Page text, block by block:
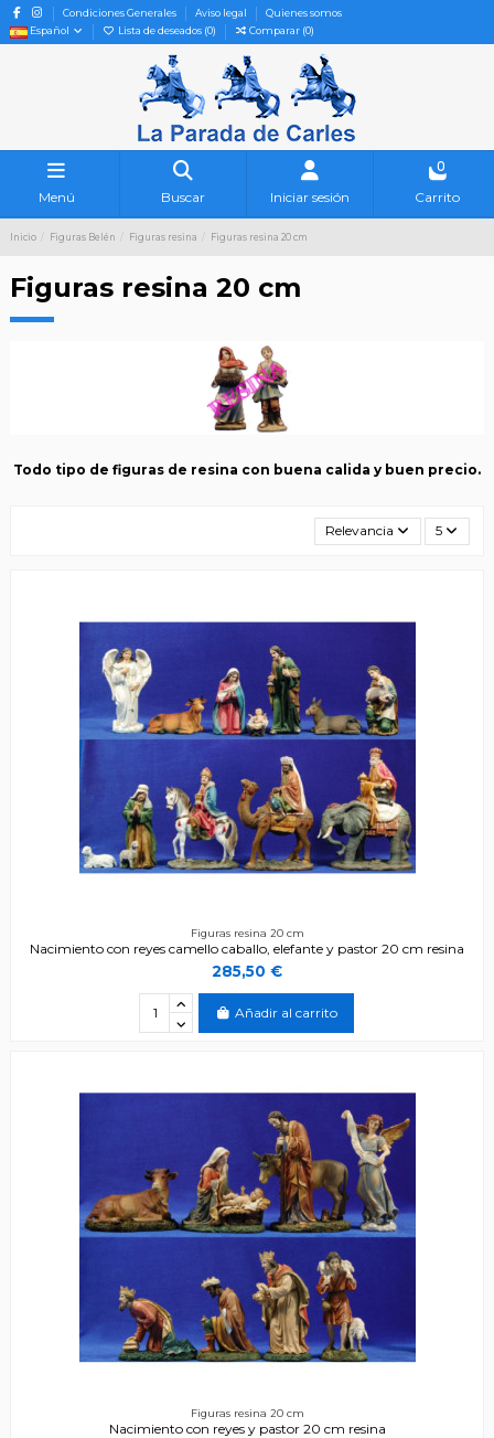
Condiciones Generales Aviso legal
Quienes somos
Español
Lista de deseados (0) Comparar (0)
Menú Buscar Iniciar sesión
0
Carrito
Inicio Figuras Belén Figuras resina Figuras resina 20 cm
Figuras resina 20 cm
Todo tipo de figuras de resina con buena calida y buen precio.
Relevancia 5
Figuras resina 20 cm
Nacimiento con reyes camello caballo, elefante y pastor 20 cm resina
285,50 €
Añadir al carrito
Figuras resina 20 cm
Nacimiento con reyes y pastor 20 cm resina